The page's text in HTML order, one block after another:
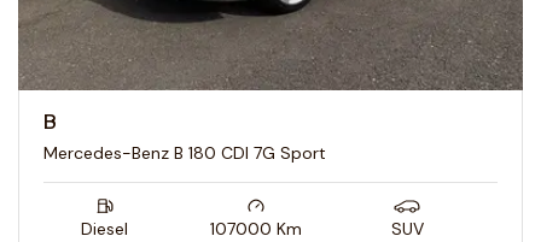
B
Mercedes-Benz B 180 CDI 7G Sport
Diesel 107000 Km SUV